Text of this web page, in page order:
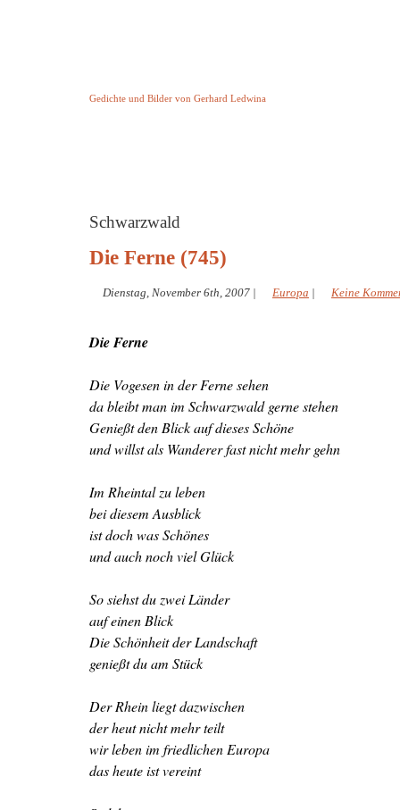
Gedichte und Bilder von Gerhard Ledwina
Schwarzwald
Die Ferne (745)
Dienstag, November 6th, 2007 | Europa | Keine
Die Ferne
Die Vogesen in der Ferne sehen
da bleibt man im Schwarzwald gerne stehen
Genießt den Blick auf dieses Schöne
und willst als Wanderer fast nicht mehr gehn
Im Rheintal zu leben
bei diesem Ausblick
ist doch was Schönes
und auch noch viel Glück
So siehst du zwei Länder
auf einen Blick
Die Schönheit der Landschaft
genießt du am Stück
Der Rhein liegt dazwischen
der heut nicht mehr teilt
wir leben im friedlichen Europa
das heute ist vereint